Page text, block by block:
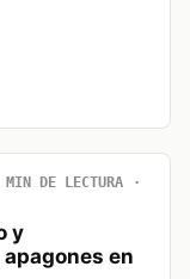
DE LECTURA
y
en